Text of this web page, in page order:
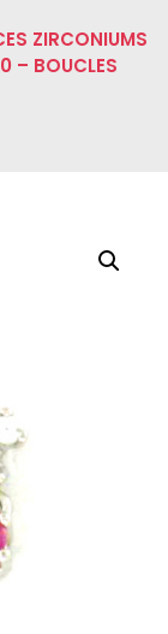
ZIRCONIUMS
– BOUCLES